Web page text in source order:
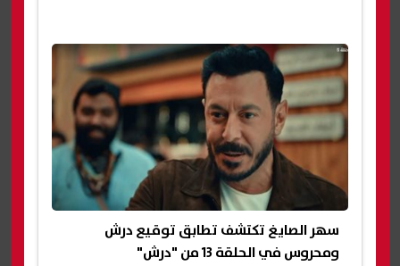
سهر الصايغ تكتشف تطابق توقيع درش
ومحروس في الحلقة 13 من "درش"